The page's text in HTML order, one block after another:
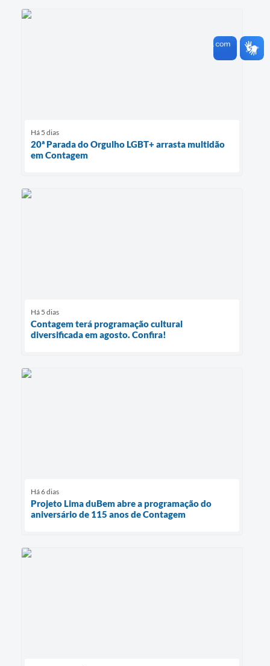
Há 5 dias
20ª Parada do Orgulho LGBT+ arrasta multidão
em Contagem
Há 5 dias
Contagem terá programação cultural
diversificada em agosto. Confira!
Há 6 dias
Projeto Lima duBem abre a programação do
aniversário de 115 anos de Contagem